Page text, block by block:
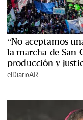
“No aceptamos
la marcha de San
producción y
elDiarioAR